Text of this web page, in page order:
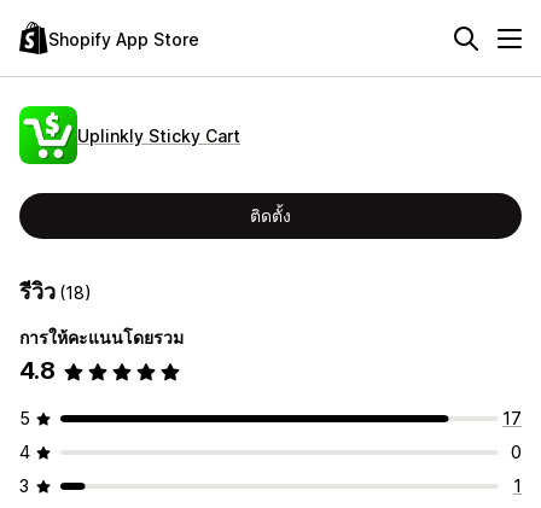
Shopify App Store
Uplinkly Sticky Cart
ติดตั้ง
รีวิว (18)
การให้คะแนนโดยรวม
4.8
5
17
4
0
3
1